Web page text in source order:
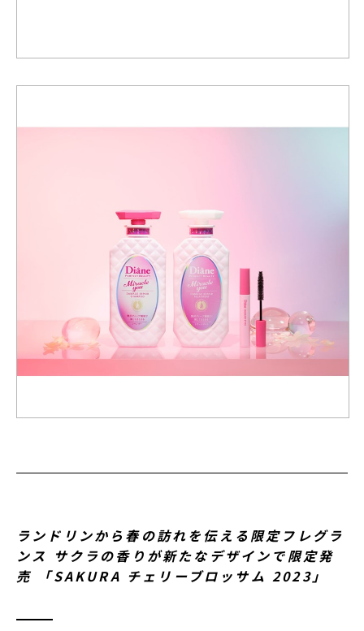
ランドリンから春の訪れを伝える限定フレグラ
ンス サクラの香りが新たなデザインで限定発
売 「SAKURA チェリーブロッサム 2023」